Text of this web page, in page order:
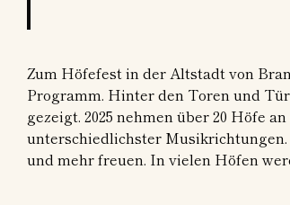
Zum Höfefest in der Altstadt von
Programm. Hinter den Toren und
gezeigt. 2025 nehmen über 20 Höfe
unterschiedlichster
und mehr freuen. In vielen Höfen